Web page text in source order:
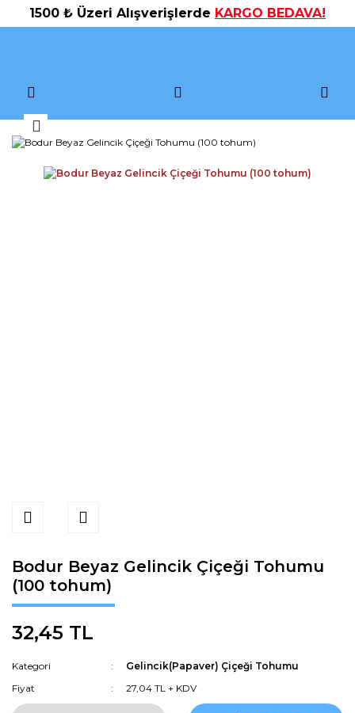
1500 ₺ Üzeri Alışverişlerde KARGO BEDAVA!
Bodur Beyaz Gelincik Çiçeği Tohumu
(100 tohum)
32,45 TL
Kategori
Gelincik(Papaver) Çiçeği Tohumu
Fiyat
27,04 TL + KDV